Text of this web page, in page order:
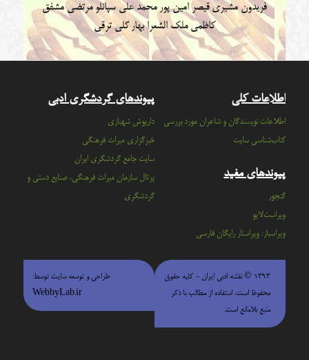
فریدون مشیری قیصر امین پور محمد علی سپانلومرتضی مشفق
کاظمی ملک الشعرا بهار گلی ترقی
اطلاعات کلی
اطلاعات نویسندگان و شاعران مورد بررسی
کتاب‌شناسی سایت
پیوندهای مفید
گنجور
ویراست‌لایو
ویراسباز: ویراستار رایگان فارسی
پیوندهای گردشگری ادبی
داریوش شهبازی
خبرگزاری میراث فرهنگی
سايت جامع گردشگري ايران
پرتال سازمان ميراث فرهنگي، صنايع دستي و
گردشگري
۱۳۹۳ © نقشه ادبی ایران - كليه حقوق
محفوظ است، استفاده از مطالب با ذكر
منبع بلامانع است.
طراحی و توسعه سایت توسط:
WebbyLab.ir